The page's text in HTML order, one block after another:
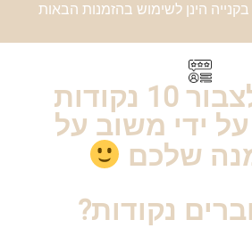
הינן לשימוש בהזמנות הבאות
אפשר לצבור 10 נקודות
ידי משוב על
שלכם
נקודות?